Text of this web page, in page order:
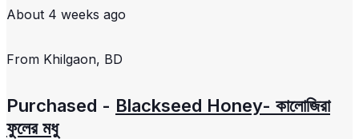
About 4 weeks ago
From Khilgaon, BD
Purchased - Blackseed Honey- কালোজিরা
ফুলের মধু